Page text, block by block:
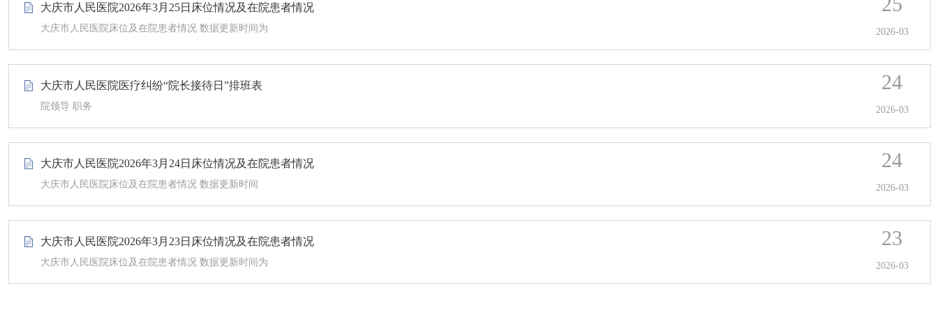
大庆市人民医院2026年3月25日床位情况及在院患者情况
大庆市人民医院床位及在院患者情况 数据更新时间为 2026-03
大庆市人民医院医疗纠纷“院长接待日”排班表
院领导 职务
24
2026-03
大庆市人民医院2026年3月24日床位情况及在院患者情况
大庆市人民医院床位及在院患者情况 数据更新时间
24
2026-03
大庆市人民医院2026年3月23日床位情况及在院患者情况
大庆市人民医院床位及在院患者情况 数据更新时间为
23
2026-03